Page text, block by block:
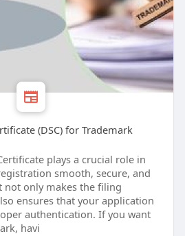
(DSC) for Trademark
plays a crucial role in
smooth, secure, and
not only makes the filing
ensures that your application
authentication. If you want
havi